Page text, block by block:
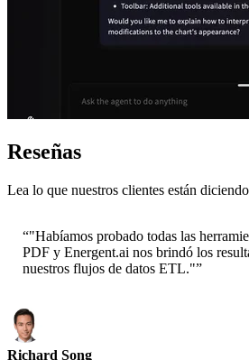
Reseñas
Lea lo que nuestros clientes están diciendo
“"Habíamos probado todas las
PDF y Energent.ai nos brindó los
nuestros flujos de datos ETL."”
Richard Song